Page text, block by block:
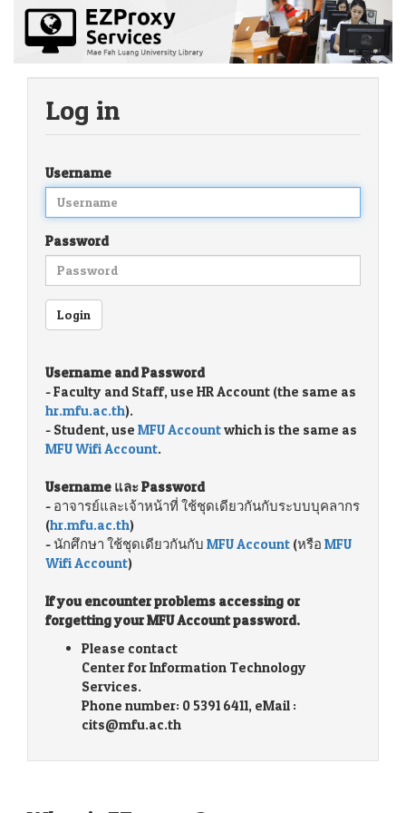
Log in
Username
Password
Username and Password
- Faculty and Staff, use HR Account (the same as
hr.mfu.ac.th).
- Student, use MFU Accountwhich is the same as
MFU Wifi Account.
Username และ Password
- อาจารย์และเจ้าหน้าที่ ใช้ชุดเดียวกันกับระบบบุคลากร
(hr.mfu.ac.th)
- นักศึกษา ใช้ชุดเดียวกันกับ MFU Account (หรือ MFU
Wifi Account)
If you encounter problems accessing or
forgetting your MFU Account password.
Please contact
Center for Information Technology
Services.
Phone number: 0 5391 6411, eMail :
cits@mfu.ac.th